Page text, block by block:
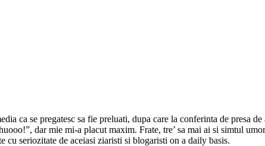
ca se pregatesc sa fie preluati, dupa care la conferinta de presa
dar mie mi-a placut maxim. Frate, tre’ sa mai ai si simtul
seriozitate de aceiasi ziaristi si blogaristi on a daily basis.